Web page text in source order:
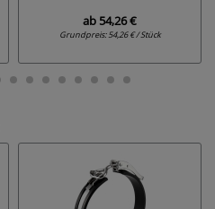
ab 54,26 €
Grundpreis:54,26 € / Stück